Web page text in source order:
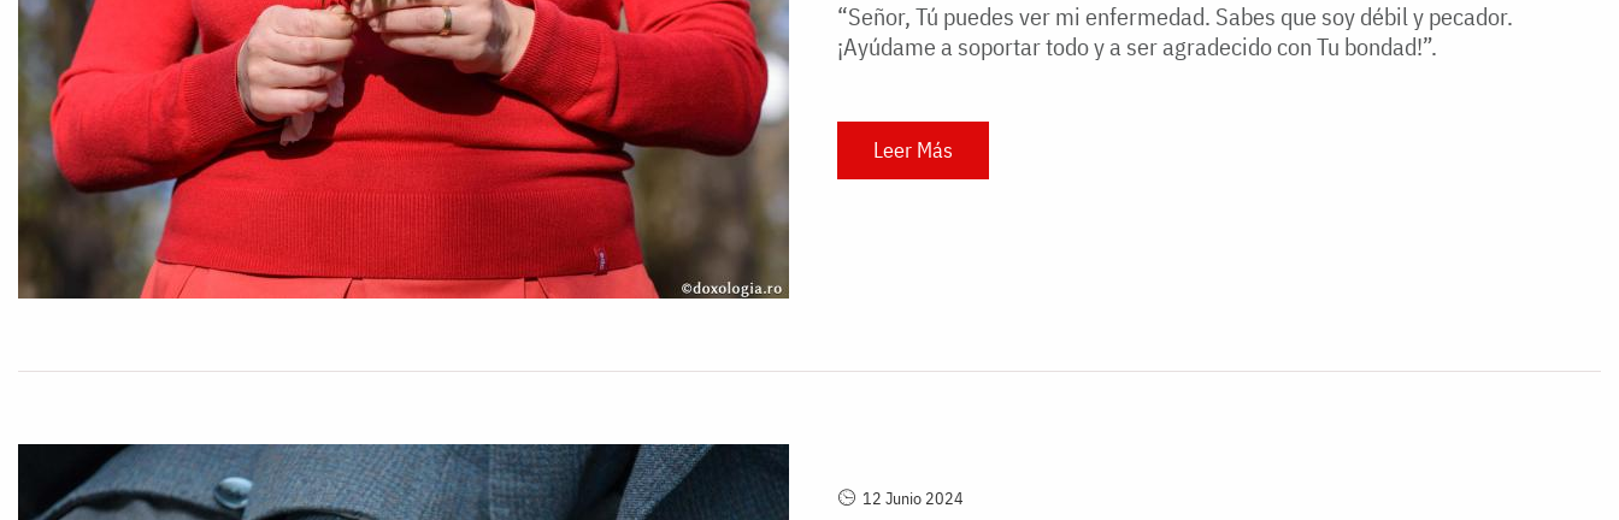
“Señor, Tú puedes ver mi enfermedad. Sabes que soy débil y pecador.
¡Ayúdame a soportar todo y a ser agradecido con Tu bondad!”.
Leer Más
12 Junio 2024